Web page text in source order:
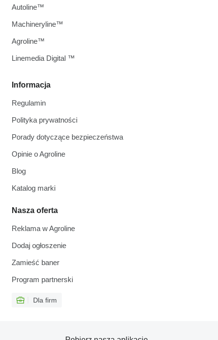
Informacja
Regulamin
Polityka prywatności
Porady dotyczące bezpieczeństwa
Opinie o Agroline
Blog
Katalog marki
Nasza oferta
Reklama w Agroline
Dodaj ogłoszenie
Zamieść baner
Program partnerski
Dla firm
Autoline™
Machineryline™
Agroline™
Linemedia Digital ™